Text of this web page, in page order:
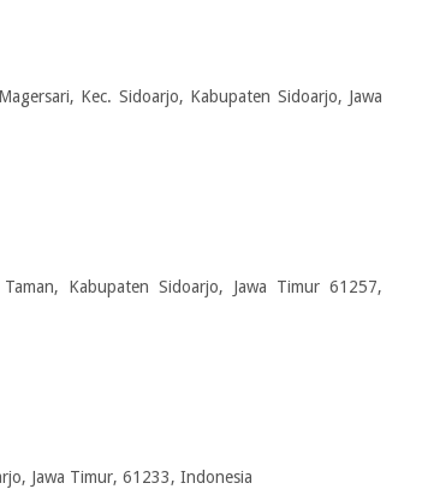
Kec. Sidoarjo, Kabupaten Sidoarjo, Jawa
Kabupaten Sidoarjo, Jawa Timur 61257,
Jawa Timur, 61233, Indonesia